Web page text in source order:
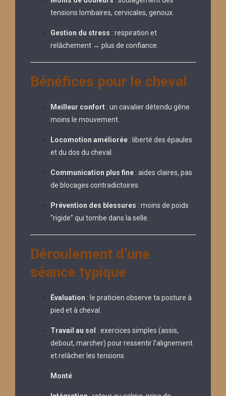
tensions lombaires, cervicales, genoux.
Gestion du stress : respiration et
relâchement → plus de confiance.
Bénéfices pour le cheval
Meilleur confort : un cavalier détendu gêne
moins le mouvement.
Locomotion améliorée : liberté des épaules
et du dos du cheval.
Communication plus fine : aides claires, pas
de blocages contradictoires.
Prévention des blessures : moins de poids
“rigide” qui tombe dans la selle.
Déroulement d’une
séance typique
Évaluation : le praticien observe ta posture à
pied et à cheval.
Travail au sol : exercices simples (assis,
debout, marcher) pour ressentir l’alignement
et relâcher les tensions.
Monté